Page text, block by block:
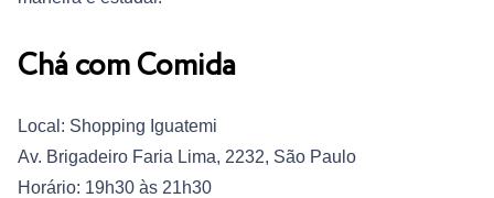
Chá com Comida
Local: Shopping Iguatemi
Av. Brigadeiro Faria Lima, 2232, São Paulo
Horário: 19h30 às 21h30